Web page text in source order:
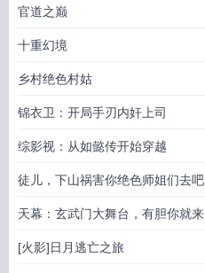
官道之巅
十重幻境
乡村绝色村姑
锦衣卫：开局手刃内奸上司
综影视：从如懿传开始穿越
徒儿，下山祸害你绝色师姐们去吧
天幕：玄武门大舞台，有胆你就来
[火影]日月逃亡之旅